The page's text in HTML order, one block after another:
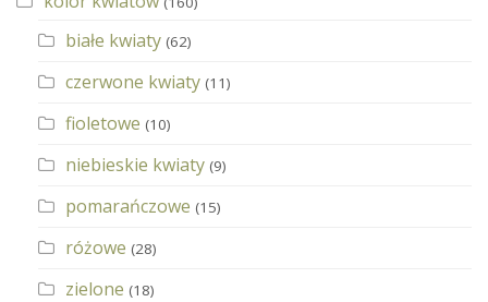
białe kwiaty (62)
czerwone kwiaty (11)
fioletowe (10)
niebieskie kwiaty (9)
pomarańczowe (15)
różowe (28)
zielone (18)